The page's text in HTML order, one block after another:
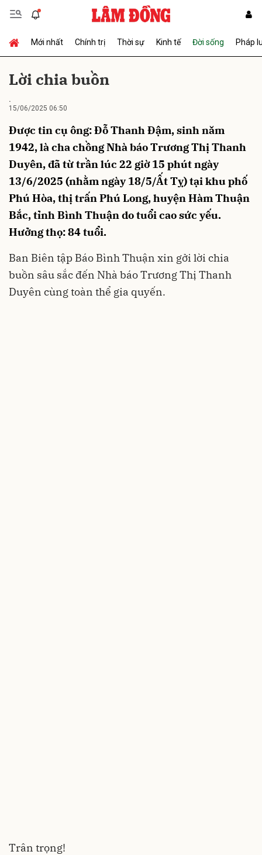
Mới nhất Chính trị Thời sự Kinh tế Đời sống Pháp
Lời chia buồn
.
15/06/2025 06:50
Được tin cụ ông: Đỗ Thanh Đậm, sinh năm
1942, là cha chồng Nhà báo Trương Thị Thanh
Duyên, đã từ trần lúc 22 giờ 15 phút ngày
13/6/2025 (nhằm ngày 18/5/Ất Tỵ) tại khu phố
Phú Hòa, thị trấn Phú Long, huyện Hàm Thuận
Bắc, tỉnh Bình Thuận do tuổi cao sức yếu.
Hưởng thọ: 84 tuổi.
Ban Biên tập Báo Bình Thuận xin gởi lời chia
buồn sâu sắc đến Nhà báo Trương Thị Thanh
Duyên cùng toàn thể gia quyến.
Trân trọng!
Gửi bình luận
Hủy Gửi